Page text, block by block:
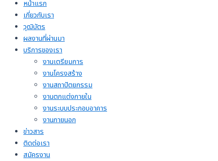
หน้าแรก
เกี่ยวกับเรา
วุฒิบัตร
ผลงานที่ผ่านมา
บริการของเรา
งานเตรียมการ
งานโครงสร้าง
งานสถาปัตยกรรม
งานตกแต่งภายใน
งานระบบประกอบอาคาร
งานภายนอก
ข่าวสาร
ติดต่อเรา
สมัครงาน